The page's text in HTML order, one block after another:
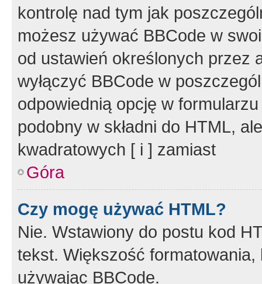
kontrolę nad tym jak
możesz używać BBCode w
od ustawień określonych przez
wyłączyć BBCode w
odpowiednią opcję w
podobny w składni do HTML,
kwadratowych [ i ] zamiast
Góra
Czy mogę używać HTML?
Nie. Wstawiony do postu kod
tekst. Większość
używając BBCode.